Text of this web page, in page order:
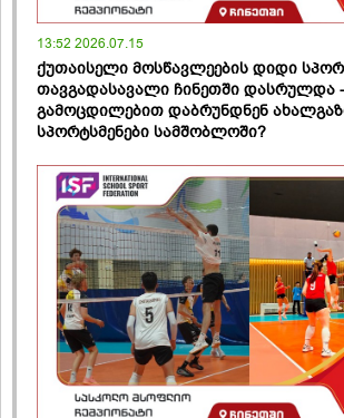
13:52 2026.07.15
ქუთაისელი მოსწავლეების დიდი
თავგადასავალი ჩინეთში დასრულდა
გამოცდილებით დაბრუნდნენ
სპორტსმენები სამშობლოში?